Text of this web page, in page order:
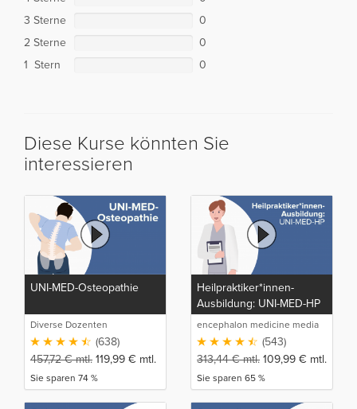
3 Sterne
0
2 Sterne
0
1 Stern
0
Diese Kurse könnten Sie
interessieren
UNI-MED-Osteopathie
Diverse Dozenten
(638)
457,72€mtl. 119,99 € mtl.
Sie sparen 74 %
Heilpraktiker*innen-
Ausbildung: UNI-MED-HP
encephalon medicine media
production GmbH(543)
313,44€mtl. 109,99 € mtl.
Sie sparen 65 %